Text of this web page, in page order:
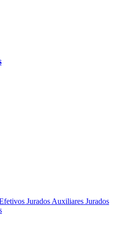
Jurados Auxiliares Jurados